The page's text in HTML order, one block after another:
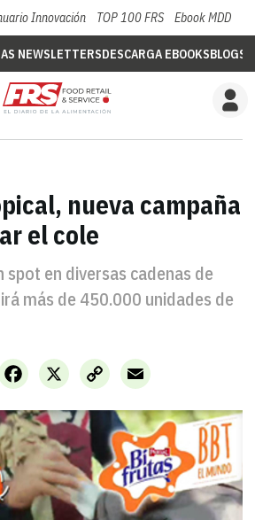
Innovación TOP 100 FRS Ebook MDD
NEWSLETTERSDESCARGA EBOOKSBLOGS
nueva campaña
el cole
spot en diversas cadenas de
más de 450.000 unidades de
X
Facebook
Copy
Link
Email